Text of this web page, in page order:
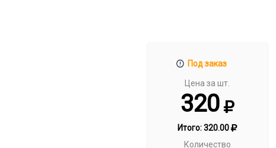
Под заказ
Цена за шт.
320
Итого:320.00
Количество